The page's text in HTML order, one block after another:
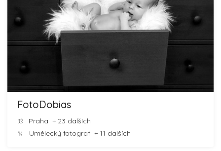
FotoDobias
Praha + 23 dalších
Umělecký fotograf + 11 dalších